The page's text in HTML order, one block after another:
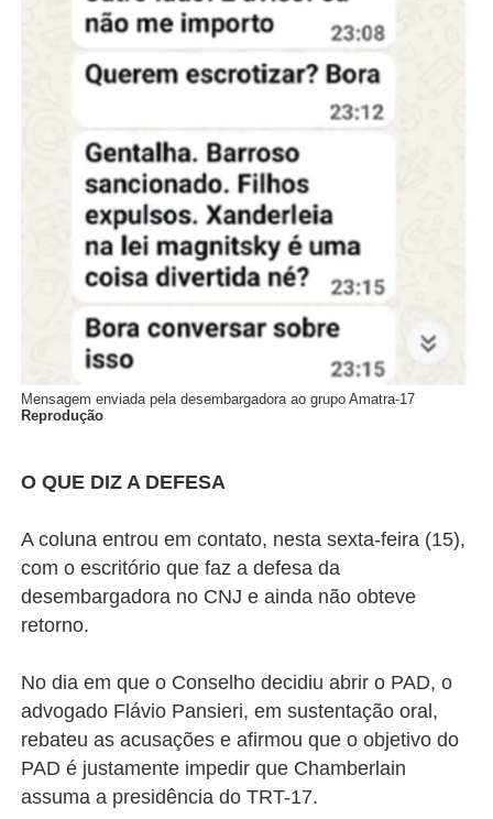
Mensagem enviada pela desembargadora ao grupo Amatra-17
Reprodução
O QUE DIZ A DEFESA
A coluna entrou em contato, nesta sexta-feira (15),
com o escritório que faz a defesa da
desembargadora no CNJ e ainda não obteve
retorno.
No dia em que o Conselho decidiu abrir o PAD, o
advogado Flávio Pansieri, em sustentação oral,
rebateu as acusações e afirmou que o objetivo do
PAD é justamente impedir que Chamberlain
assuma a presidência do TRT-17.